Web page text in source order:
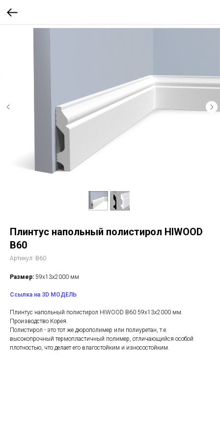
Плинтус напольный полистирол HIWOOD
B60
Артикул: B60
Размер: 59х13х2000 мм
Ссылка на 3D МОДЕЛЬ
Плинтус напольный полистирол HIWOOD B60 59х13х2000 мм.
Производство Корея.
Полистирол - это тот же дюрополимер или полиуретан, т.е.
высокопрочный термопластичный полимер, отличающийся особой
плотностью, что делает его влагостойким и износостойким.